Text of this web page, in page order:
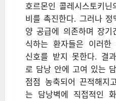
호르몬인 콜레시스토키닌
비를 촉진한다. 그러나 정
양 공급에 의존하며 장기
식하는 환자들은 이러한
신호를 받지 못한다. 결
로 담낭 안에 고여 있는
점점 농축되어 끈적해지
는 담낭벽에 직접적인